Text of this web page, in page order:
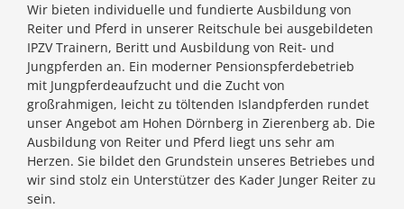
Wir bieten individuelle und fundierte Ausbildung von
Reiter und Pferd in unserer Reitschule bei ausgebildeten
IPZV Trainern, Beritt und Ausbildung von Reit- und
Jungpferden an. Ein moderner Pensionspferdebetrieb
mit Jungpferdeaufzucht und die Zucht von
großrahmigen, leicht zu töltenden Islandpferden rundet
unser Angebot am Hohen Dörnberg in Zierenberg ab. Die
Ausbildung von Reiter und Pferd liegt uns sehr am
Herzen. Sie bildet den Grundstein unseres Betriebes und
wir sind stolz ein Unterstützer des Kader Junger Reiter zu
sein.